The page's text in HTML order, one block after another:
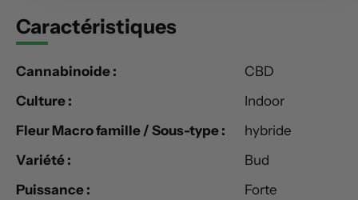
Caractéristiques
Cannabinoide :
CBD
Culture :
Indoor
Fleur Macro famille / Sous-type :
hybride
Variété :
Bud
Puissance :
Forte